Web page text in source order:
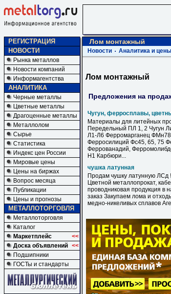
РЕГИСТРАЦИЯ
НОВОСТИ
Рынка металлов
Новости компаний
Информагентства
АНАЛИТИКА
Черные металлы
Цветные металлы
Драгоценные металлы
Металлолом
Сырье
Статистика
Индекс цен России
Мировые цены
Цены на биржах
Вопрос месяца
Публикации
Цены и прогнозы
МЕТАЛЛОТОРГОВЛЯ
Металлоторговля
Каталог
Маркетплейс
<<
Доска объявлений <<
Подшипники
ГОСТы и стандарты
Лом монтажный
Новости Аналитика и цены
Лом монтажный
Предложения на
Чугун, ферросплавы,
Материалы для литейных
Передельный ПЛ 1, 2 Чугун
Л1-Л6 Ферромарганец
Ферросилиций Фс45, 65, 75
Феррованадий,
Н1 Карбюри...
чушка латунная
Продам чушку латунную
Цветной металлопрокат,
проводниковая продукция в
заказ Закупаем лома и
медно-никеливых сплавов